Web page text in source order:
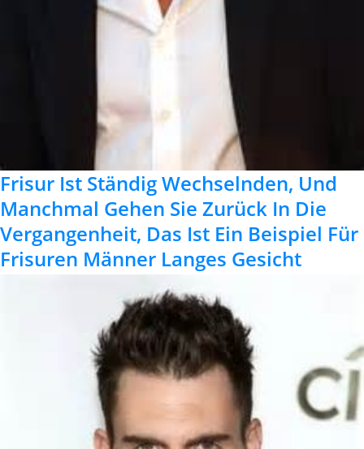
Frisur Ist Ständig Wechselnden, Und
Manchmal Gehen Sie Zurück In Die
Vergangenheit, Das Ist Ein Beispiel Für
Frisuren Männer Langes Gesicht